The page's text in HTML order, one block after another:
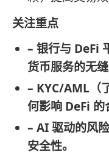
关注重点
– 银行与 DeFi
货币服务的无缝
– KYC/AML（
何影响 DeFi 的
– AI 驱动的风
安全性。